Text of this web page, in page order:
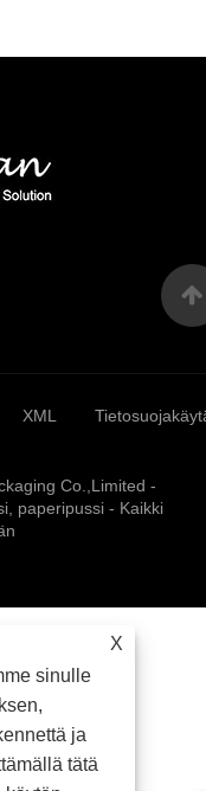
X
sinulle
ja
tätä
XML
Co.,Limited -
paperipussi - Kaikki